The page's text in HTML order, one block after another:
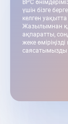
BPC
үшін бізге
келген
Жазылымнан
ақпаратты,
жеке